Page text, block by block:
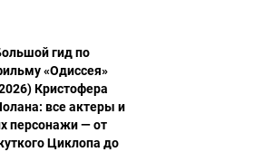
гид по
«Одиссея»
Кристофера
все актеры и
персонажи — от
Циклопа до